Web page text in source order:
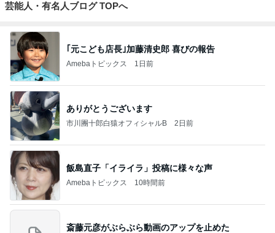
芸能人・有名人ブログ TOPへ
｢元こども店長｣加藤清史郎 喜びの報告
Amebaトピックス 1日前
ありがとうございます
市川團十郎白猿オフィシャルB 2日前
飯島直子「イライラ」投稿に様々な声
Amebaトピックス 10時間前
斎藤元彦がぶらぶら動画のアップを止めた